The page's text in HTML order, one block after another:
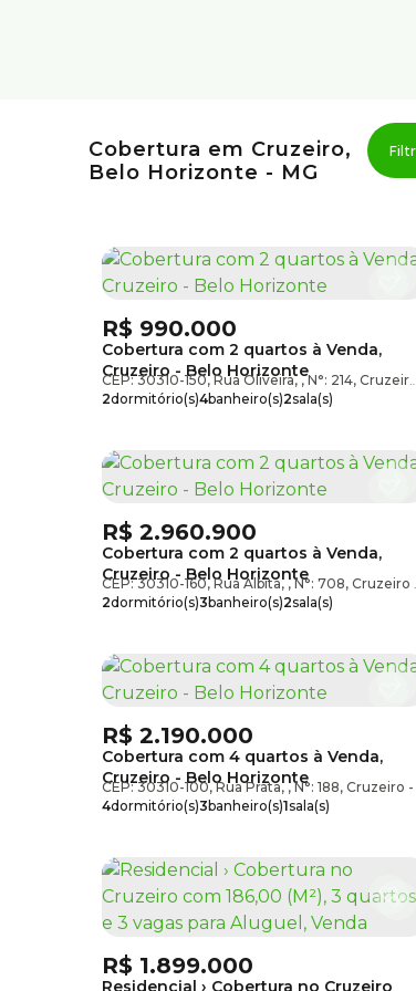
Cobertura em Cruzeiro,
Belo Horizonte - MG
Cobertura com 2 quartos à Venda,
Cruzeiro - Belo Horizonte
R$ 990.000
CEP: 30310-150,Rua Oliveira ,N°: 214, Cruzeiro
2dormitório(s)4banheiro(s)2sala(s)
Cobertura com 2 quartos à Venda,
Cruzeiro - Belo Horizonte
R$ 2.960.900
CEP: 30310-160,Rua Albita ,N°: 708, Cruzeiro
2dormitório(s)3banheiro(s)2sala(s)
Cobertura com 4 quartos à Venda,
Cruzeiro - Belo Horizonte
R$ 2.190.000
CEP: 30310-100,Rua Prata ,N°: 188, Cruzeiro
4dormitório(s)3banheiro(s)1sala(s)
Residencial › Cobertura no Cruzeiro
R$ 1.899.000
Área do cliente
Sobre nós